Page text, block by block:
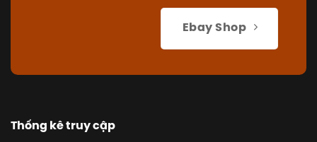
Ebay Shop
Thống kê truy cập